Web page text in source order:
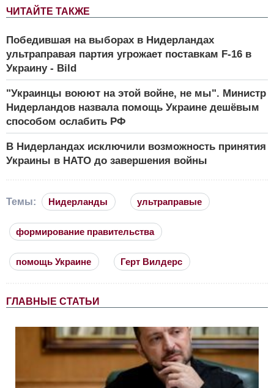
ЧИТАЙТЕ ТАКЖЕ
Победившая на выборах в Нидерландах
ультраправая партия угрожает поставкам F-16 в
Украину - Bild
"Украинцы воюют на этой войне, не мы". Министр
Нидерландов назвала помощь Украине дешёвым
способом ослабить РФ
В Нидерландах исключили возможность принятия
Украины в НАТО до завершения войны
Темы: Нидерланды ультраправые
формирование правительства
помощь Украине Герт Вилдерс
ГЛАВНЫЕ СТАТЬИ